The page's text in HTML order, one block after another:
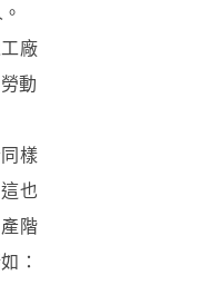
廠
動
樣
也
階
：